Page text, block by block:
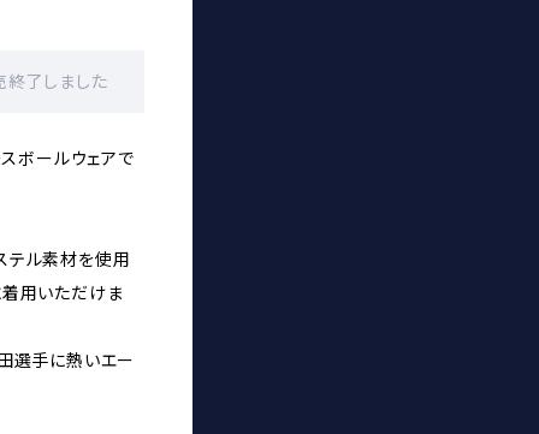
了しました
ールウェアで
テル素材を使用
着用いただけま
選手に熱いエー